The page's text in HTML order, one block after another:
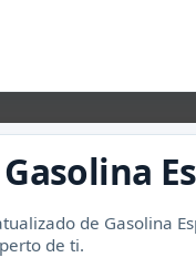
Gasolina
de Gasolina
de ti.